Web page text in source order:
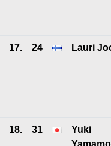
17. 24 Lauri
18. 31
Yuki